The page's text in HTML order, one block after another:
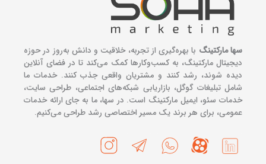
سها مارکتینگ با بهره‌گیری از تجربه، خلاقیت و دانش به‌روز در حوزه
دیجیتال مارکتینگ، به کسب‌وکارها کمک می‌کند تا در فضای آنلاین
دیده شوند، رشد کنند و مشتریان واقعی جذب کنند. خدمات ما
شامل تبلیغات گوگل، بازاریابی شبکه‌های اجتماعی، طراحی سایت،
خدمات سئو، ایمیل مارکتینگ است. در سها، ما به جای ارائه خدمات
عمومی، برای هر برند یک مسیر اختصاصی رشد طراحی می‌کنیم.